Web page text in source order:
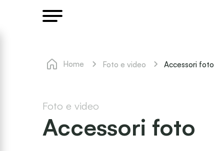
Home Foto e video Accessori foto
Foto e video
Accessori foto